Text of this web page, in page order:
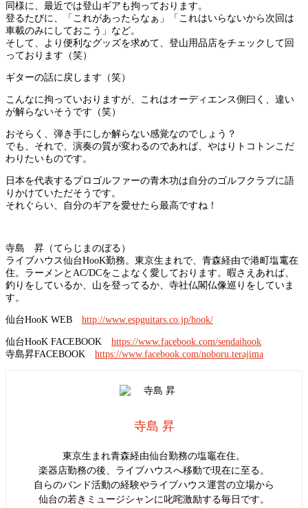
同様に、最近では登山ギアも拘っております。
登るたびに、「これがあったらなぁ」「これはいらないから次回は
車載のみにしておこう」など。
そして、より便利なグッズを求めて、登山用品店をチェックして回
っております（笑）
ギターの話に戻します（笑）
こんなに拘っていおりますが、これはオーディエンス側曰く、違い
が解らないそうです（笑）
おそらく、弾き手にしか解らない感覚なのでしょう？
でも、それで、演奏の質が変わるのであれば、やはりトコトンこだ
わりたいものです。
日本を代表するプロゴルファーの青木功は自分のゴルフクラブに語
りかけていただそうです。
それぐらい、自分のギアを愛せたら最高ですね！
寺島 昇（てらじまのぼる）
ライブハウス仙台HooK勤務。東京生まれで、青森経由で港町塩竃在
住。ラーメンとAC/DCをこよなく愛しております。暇さえあれば、
釣りをしているか、山を登ってるか、寺社仏閣仏像巡りをしていま
す。
仙台HooK WEB http://www.espguitars.co.jp/hook/
仙台HooK FACEBOOK https://www.facebook.com/sendaihook
寺島昇FACEBOOK https://www.facebook.com/noboru.terajima
寺島 昇
東京生まれ青森経由仙台勤務の塩竈在住。
楽器店勤務の後、ライブハウスへ移動で現在に至る。
自らのバンド活動の経験やライブハウス運営の立場から
仙台の若きミュージシャンに叱咤激励する毎日です。